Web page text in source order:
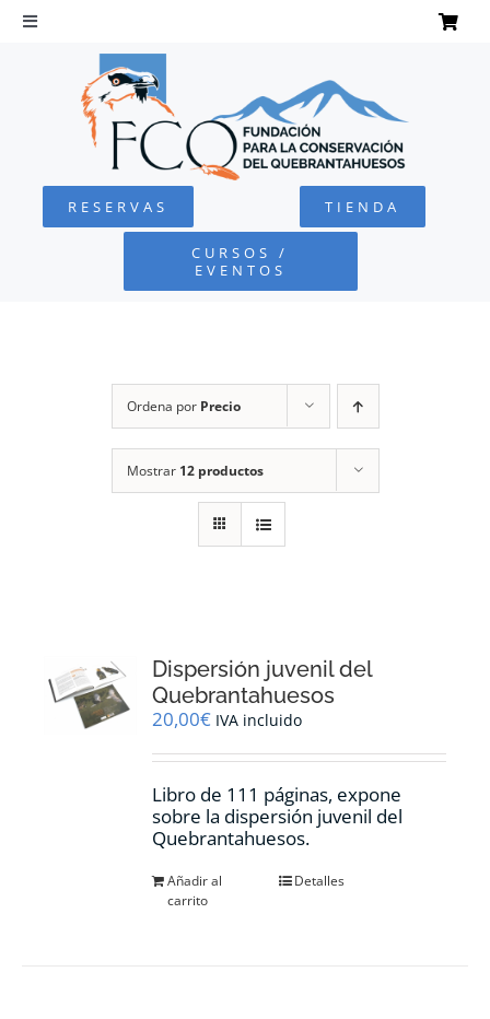
Saltar
Toggle
Navigation
QUEBRANTAHUESOS
FUNDACIÓN
CARRITO
RESERVAS TIENDA
CURSOS /
EVENTOS
Ordena por Precio
Mostrar 12 productos
Dispersión juvenil del
Quebrantahuesos
20,00€ IVA incluido
Libro de 111 páginas, expone
sobre la dispersión juvenil del
Quebrantahuesos.
Añadir al
carrito
Detalles